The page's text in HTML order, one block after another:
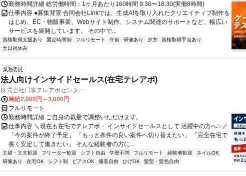
勤務時間詳細 総労働時間：1ヶ月あたり160時間 9:30〜18:30(実働8時間)
仕事内容 ●募集背景 合同会社Linkでは、生成AIを取り入れたクリエイティブ制作を
はじめ、EC・物販事業、Webサイト制作、システム関連のサポートなど、幅広い
サービスを展開しています。 その中で...
資格取得支援あり 固定時間制 フルリモート 午前 研修あり 夕方
資格取得手当あり
土日祝休み
業務委託
法人向けインサイドセールス(在宅テレアポ)
株式会社日本テレアポセンター
時給2,000円～3,000円
フルリモート
勤務時間詳細 ご自身の裁量で調整いただけます。
仕事内容 ＼現在も在宅でテレアポ・ インサイドセールスとして 活躍中の方へ✨／
「今の案件が終了予定」 「もっと条件の良い案件へ切り替えたい」 「完全在宅で
長く安定して働きたい」 そんな経験者の方に...
主婦・主夫歓迎 フリーター歓迎 シフト自由 学歴不問 フルリモート 経験者歓迎
ネイルOK
研修あり
在宅OK シフト制 ピアスOK 服装自由 ひげOK 髪型・髪色自由